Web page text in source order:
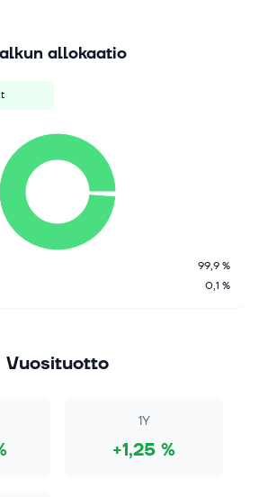
allokaatio
99,9 %
0,1 %
Vuosituotto
1Y
+1,25 %